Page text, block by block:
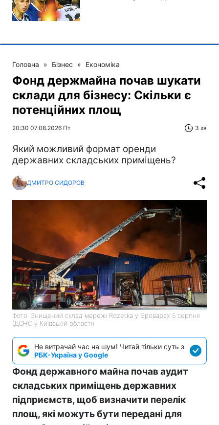
Головна » Бізнес » Економіка
Фонд держмайна почав шукати
склади для бізнесу: Скільки є
потенційних площ
20:30 07.08.2026 Пт 3 хв
Який можливий формат оренди
державних складських приміщень?
ДМИТРО СИДОРОВ
Фото: Знищений склад мережі Rozetka у Броварах 5 серпня
(ДСНС у Київській області)
Не витрачай час на шум! Читай тільки суть з
РБК-Україна у Google
Фонд державного майна почав аудит
складських приміщень державних
підприємств, щоб визначити перелік
площ, які можуть бути передані для